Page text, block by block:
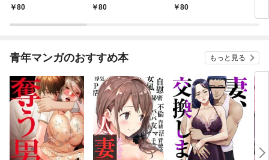
強になった転生者～
80
80
1話
80
パ
青年マンガのおすすめ本 もっと見る